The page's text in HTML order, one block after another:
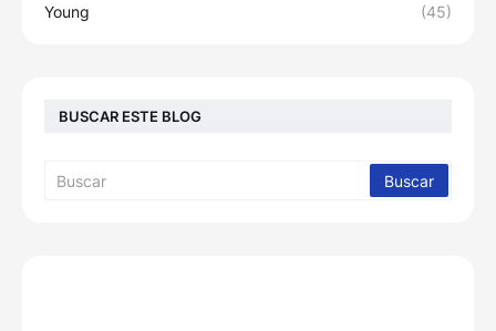
Young (45)
BUSCAR ESTE BLOG